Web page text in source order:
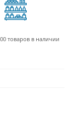
товаров в наличии